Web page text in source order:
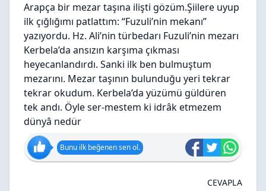
Arapça bir mezar taşına ilişti gözüm.Şiilere uyup
ilk çığlığımı patlattım: “Fuzuli’nin mekanı”
yazıyordu. Hz. Ali’nin türbedarı Fuzuli’nin mezarı
Kerbela’da ansızın karşıma çıkması
heyecanlandırdı. Sanki ilk ben bulmuştum
mezarını. Mezar taşının bulunduğu yeri tekrar
tekrar okudum. Kerbela’da yüzümü güldüren
tek andı. Öyle ser-mestem ki idrâk etmezem
dünyâ nedür
Bunu ilk beğenen sen ol.
CEVAPLA